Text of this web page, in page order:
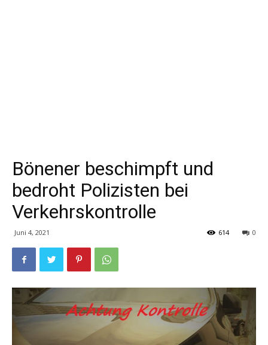
Bönener beschimpft und
bedroht Polizisten bei
Verkehrskontrolle
Juni 4, 2021 0
614